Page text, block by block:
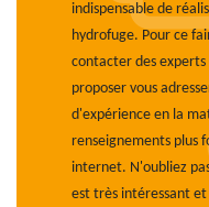
indispensable de
hydrofuge. Pour ce
contacter des
proposer vous
d'expérience en la
renseignements plus
internet. N'oubliez
est très intéressant et